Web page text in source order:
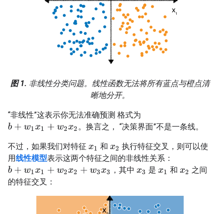
图 1. 非线性分类问题。线性函数无法将所有蓝点与橙点清
晰地分开。
“非线性”这表示你无法准确预测 格式为
b +w 1x1 +w 2x 2 。换言之， “决策界面”不是一条线。
不过，如果我们对特征 x1 和x2 执行特征交叉，则可以使
用线性模型表示这两个特征之间的非线性关系：
b +w 1x1 +w 2x 2+w3x 3 ，其中 x3 是 x1 和x2 之间
的特征交叉：